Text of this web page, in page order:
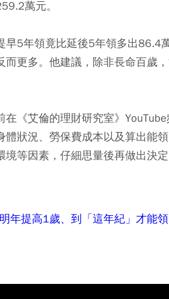
萬元。
早5年領竟比延後5年領多出86.4
而更多。他建議，除非長命百歲
在《艾倫的理財研究室》
體狀況、勞保費成本以及算出能
境等因素，仔細思量後再做出決定
年提高1歲、到「這年紀」才能